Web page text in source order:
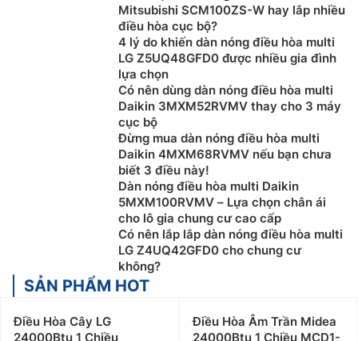
điều hoà treo tường thông thường, ngoài việc có thiết
kế 1 dàn nóng kết nối với nhiều dàn lạnh (từ 2 đến 5
dàn lạnh). Cụ thể là dàn nóng sẽ cung cấp khí gas
lỏng đến dàn lạnh, gas lỏng bốc hơi và thu nhiệt
không khí đi qua dàn lạnh, không khí mất nhiệt nên
nhiệt độ giảm xuống để làm lạnh cho phòng.
Ưu điểm của Điều hòa Multi
Điều Hòa Multi là sự kết hợp giữa điều hoà trung tâm
treo tường thông thường, nên Điều hòa
Multi có rất nhiều những ưu điểm nổi trội như:
Tiết kiệm không gian, đảm bảo tính thẩm mỹ
Đối với các căn hộ, chung cư nhỏ thường có diện tích
khá hẹp, việc lắp đặt máy lạnh thường sẽ chiếm khá
những căn hộ, chung cư nhỏ giúp người dùng tiết kiệm
Mitsubishi SCM100ZS-W hay lắp nhiều
điều hòa cục bộ?
4 lý do khiến dàn nóng điều hòa multi
LG Z5UQ48GFD0 được nhiều gia đình
lựa chọn
Có nên dùng dàn nóng điều hòa multi
Daikin 3MXM52RVMV thay cho 3 máy
cục bộ
Đừng mua dàn nóng điều hòa multi
Daikin 4MXM68RVMV nếu bạn chưa
biết 3 điều này!
Dàn nóng điều hòa multi Daikin
5MXM100RVMV – Lựa chọn chân ái
cho lô gia chung cư cao cấp
Có nên lắp lắp dàn nóng điều hòa multi
LG Z4UQ42GFD0 cho chung cư
không?
SẢN PHẨM HOT
Điều Hòa Cây LG
24000Btu 1 Chiều
Điều Hòa Âm Trần Midea
24000Btu 1 Chiều MCD1-